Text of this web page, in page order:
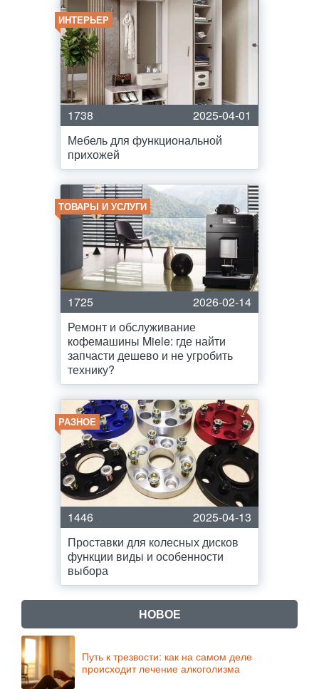
ИНТЕРЬЕР
1738
2025-04-01
Мебель для функциональной
прихожей
ТОВАРЫ И УСЛУГИ
1725
2026-02-14
Ремонт и обслуживание
кофемашины Miele: где найти
запчасти дешево и не угробить
технику?
РАЗНОЕ
1446
2025-04-13
Проставки для колесных дисков
функции виды и особенности
выбора
НОВОЕ
Путь к трезвости: как на самом деле
происходит лечение алкоголизма